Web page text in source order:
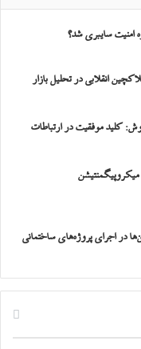
امنیت سایبری شد؟
انقلابی در تحلیل بازار
کلید موفقیت در ارتباطات
میکروپیگمنتیشن
در اجرای پروژه‌های ساختمانی